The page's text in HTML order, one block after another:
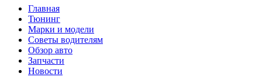
Главная
Тюнинг
Марки и модели
Советы водителям
Обзор авто
Запчасти
Новости